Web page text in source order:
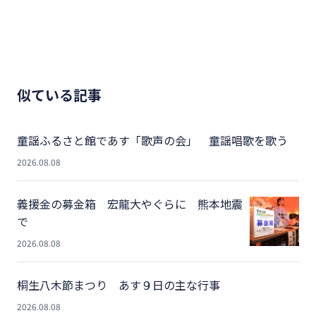
似ている記事
童謡ふるさと館であす「歌声の会」 童謡唱歌を歌う
2026.08.08
義援金の募金箱 宏龍大やぐらに 熊本地震
で
2026.08.08
桐生八木節まつり あす９日の主な行事
2026.08.08